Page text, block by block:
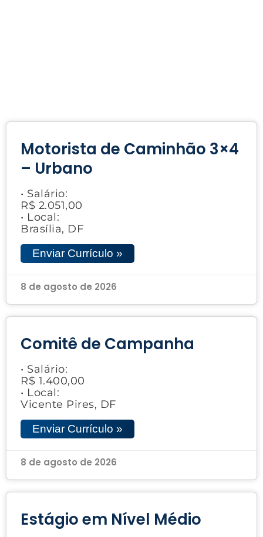
Motorista de Caminhão 3×4
– Urbano
• Salário:
R$ 2.051,00
• Local:
Brasília, DF
Enviar Currículo »
8 de agosto de 2026
Comitê de Campanha
• Salário:
R$ 1.400,00
• Local:
Vicente Pires, DF
Enviar Currículo »
8 de agosto de 2026
Estágio em Nível Médio